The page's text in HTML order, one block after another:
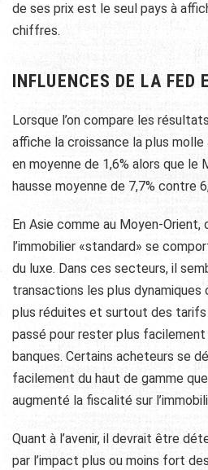
de ses prix est le seul pays à
chiffres.
INFLUENCES DE LA FED
Lorsque l’on compare les
affiche la croissance la plus
en moyenne de 1,6% alors que le
hausse moyenne de 7,7% contre
En Asie comme au Moyen-Orient,
l’immobilier «standard» se
du luxe. Dans ces secteurs, il
transactions les plus
plus réduites et surtout des tarifs
passé pour rester plus facilement
banques. Certains acheteurs se
facilement du haut de gamme
augmenté la fiscalité sur
Quant à l’avenir, il devrait être
par l’impact plus ou moins fort